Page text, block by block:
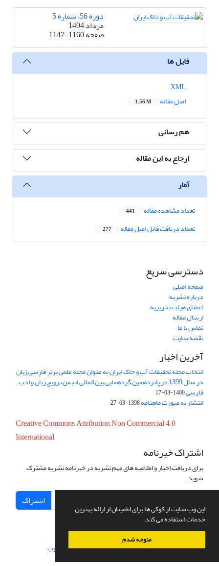
این وب سایت از کوکی ها برای اطمینان از ارائه بهترین
خدمات استفاده می کند.
متوجه شدم
دوره 56، شماره 5
مرداد 1404
صفحه1147-1160
فایل ها
اصل مقاله
1.56 M
هم رسانی
ارجاع به این مقاله
آمار
تعداد مشاهده مقاله 441
تعداد دریافت فایل اصل مقاله 277
دسترسی سریع
صفحه اصلی
درباره نشریه
اعضای هیات تحریریه
ارسال مقاله
تماس با ما
نقشه سایت
آخرین اخبار
انتخاب مجله تحقیقات آب و خاک ایران به عنوان مجله علمی برتر فارسی زبان
در سال 1399 در پانزدهمین گردهمایی بین المللی انجمن ترویج زبان و ادب
فارسی1400-03-17
انتشار به صورت ماهنامه1398-03-27
Creative Commons Attribution Non Commercial 4.0
International
اشتراک خبرنامه
برای دریافت اخبار و اطلاعیه های مهم نشریه در خبرنامه نشریه مشترک
شوید.
اشتراک
سامانه مدیریت نشریات علمی.طراحی و پیاده سازی از سیناوب